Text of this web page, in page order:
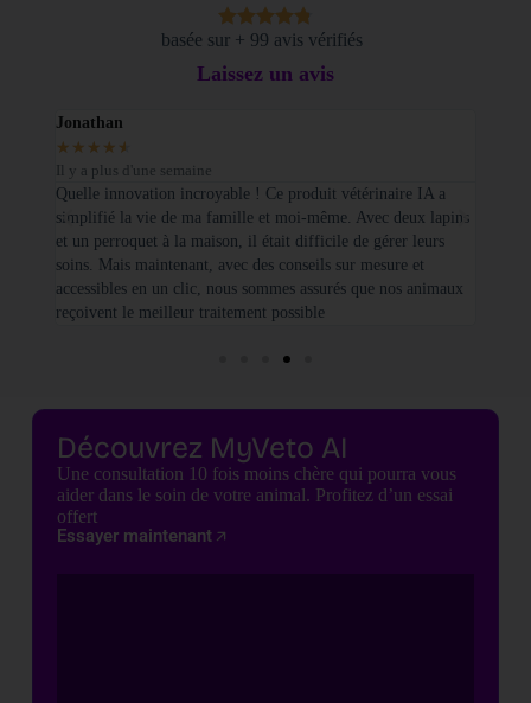
basée sur + 99 avis vérifiés
Laissez un avis
Jonathan
★ ★ ★ ★ ★
Il y a plus d'une semaine
Quelle innovation incroyable ! Ce produit vétérinaire IA a
simplifié la vie de ma famille et moi-même. Avec deux lapins
et un perroquet à la maison, il était difficile de gérer leurs
soins. Mais maintenant, avec des conseils sur mesure et
accessibles en un clic, nous sommes assurés que nos animaux
reçoivent le meilleur traitement possible
Découvrez MyVeto AI
Une consultation 10 fois moins chère qui pourra vous
aider dans le soin de votre animal. Profitez d’un essai
offert
Essayer maintenant